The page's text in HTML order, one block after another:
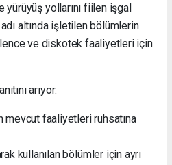
yürüyüş yollarını fiilen işgal
altında işletilen bölümlerin
ve diskotek faaliyetleri için
arıyor:
mevcut faaliyetleri ruhsatına
kullanılan bölümler için ayrı